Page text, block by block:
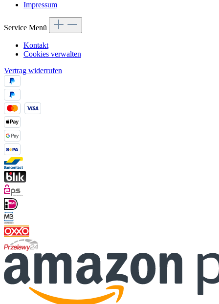
Impressum
Service Menü
Kontakt
Cookies verwalten
Vertrag widerrufen